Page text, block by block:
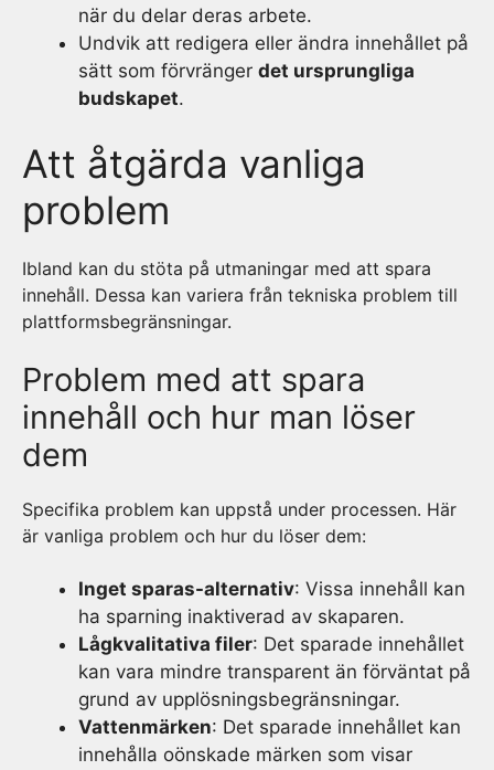
när du delar deras arbete.
Undvik att redigera eller ändra innehållet på
sätt som förvränger det ursprungliga
budskapet.
Att åtgärda vanliga
problem
Ibland kan du stöta på utmaningar med att spara
innehåll. Dessa kan variera från tekniska problem till
plattformsbegränsningar.
Problem med att spara
innehåll och hur man löser
dem
Specifika problem kan uppstå under processen. Här
är vanliga problem och hur du löser dem:
Inget sparas-alternativ: Vissa innehåll kan
ha sparning inaktiverad av skaparen.
Lågkvalitativa filer: Det sparade innehållet
kan vara mindre transparent än förväntat på
grund av upplösningsbegränsningar.
Vattenmärken: Det sparade innehållet kan
innehålla oönskade märken som visar